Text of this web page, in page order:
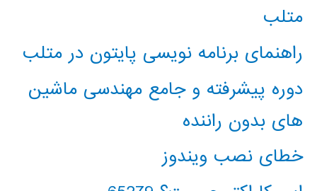
متلب
راهنمای برنامه نویسی پایتون در متلب
دوره پیشرفته و جامع مهندسی ماشین
های بدون راننده
خطای نصب ویندوز